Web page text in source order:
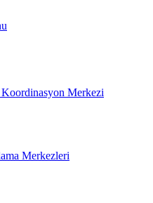
Merkezi
Merkezleri